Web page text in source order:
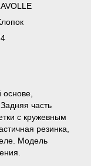
часть
с кружевным
резинка,
Модель